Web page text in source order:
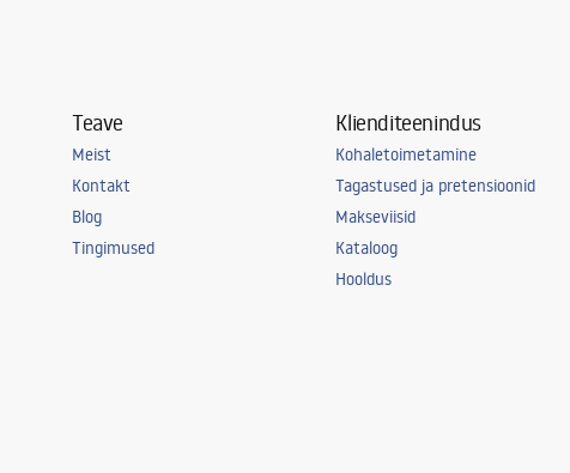
Teave
Meist
Kontakt
Blog
Tingimused
Klienditeenindus
Kohaletoimetamine
Tagastused ja pretensioonid
Makseviisid
Kataloog
Hooldus